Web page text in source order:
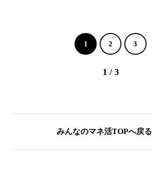
1 2 3
1 / 3
みんなのマネ活TOPへ戻る